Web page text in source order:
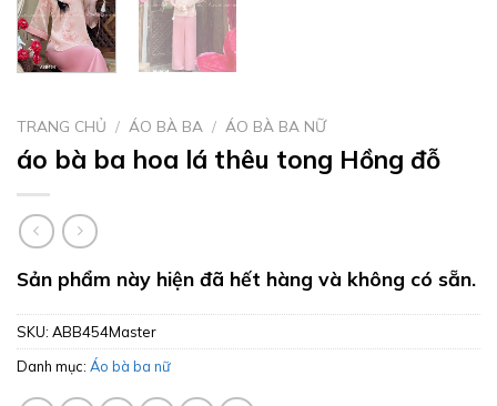
TRANG CHỦ / ÁO BÀ BA / ÁO BÀ BA NỮ
áo bà ba hoa lá thêu tong Hồng đỗ
Sản phẩm này hiện đã hết hàng và không có sẵn.
SKU: ABB454Master
Danh mục: Áo bà ba nữ